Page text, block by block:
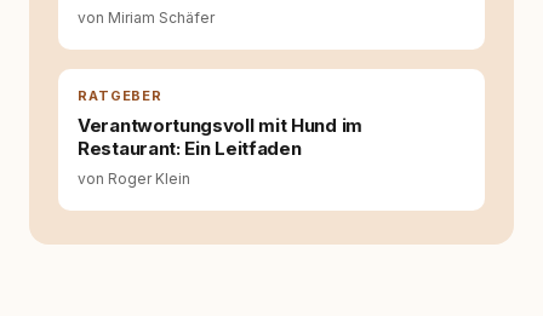
von Miriam Schäfer
RATGEBER
Verantwortungsvoll mit Hund im
Restaurant: Ein Leitfaden
von Roger Klein